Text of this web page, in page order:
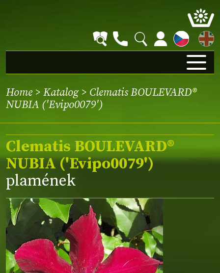
EN
Home > Katalog> Clematis BOULEVARD®
NUBIA ('Evipo0079')
Clematis BOULEVARD®
NUBIA ('Evipo0079')
plamének